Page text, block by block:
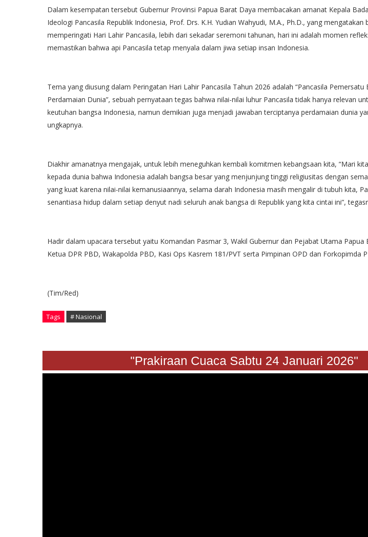
Dalam kesempatan tersebut Gubernur Provinsi Papua Barat Daya membacakan amanat Kepala
Ideologi Pancasila Republik Indonesia, Prof. Drs. K.H. Yudian Wahyudi, M.A., Ph.D., yang mengatakan
memperingati Hari Lahir Pancasila, lebih dari sekadar seremoni tahunan, hari ini adalah momen
memastikan bahwa api Pancasila tetap menyala dalam jiwa setiap insan Indonesia.
Tema yang diusung dalam Peringatan Hari Lahir Pancasila Tahun 2026 adalah “Pancasila Pemersatu
Perdamaian Dunia”, sebuah pernyataan tegas bahwa nilai-nilai luhur Pancasila tidak hanya relevan
keutuhan bangsa Indonesia, namun demikian juga menjadi jawaban terciptanya perdamaian dunia
ungkapnya.
Diakhir amanatnya mengajak, untuk lebih meneguhkan kembali komitmen kebangsaan kita, “Mari
kepada dunia bahwa Indonesia adalah bangsa besar yang menjunjung tinggi religiusitas dengan
yang kuat karena nilai-nilai kemanusiaannya, selama darah Indonesia masih mengalir di tubuh kita,
senantiasa hidup dalam setiap denyut nadi seluruh anak bangsa di Republik yang kita cintai ini”,
Hadir dalam upacara tersebut yaitu Komandan Pasmar 3, Wakil Gubernur dan Pejabat Utama Papua
Ketua DPR PBD, Wakapolda PBD, Kasi Ops Kasrem 181/PVT serta Pimpinan OPD dan Forkopimda
(Tim/Red)
Tags # Nasional
"Prakiraan Cuaca Sabtu 24 Januari 2026"